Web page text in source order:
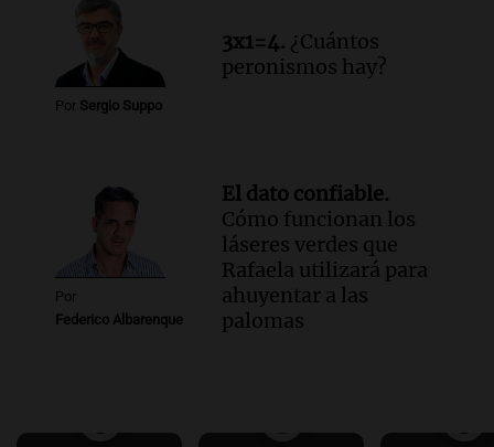
Por Sergio Suppo
3x1=4. ¿Cuántos
peronismos hay?
Por
Federico Albarenque
El dato confiable.
Cómo funcionan los
láseres verdes que
Rafaela utilizará para
ahuyentar a las
palomas